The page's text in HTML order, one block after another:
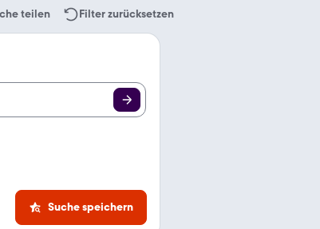
teilen Filter zurücksetzen
Suche speichern